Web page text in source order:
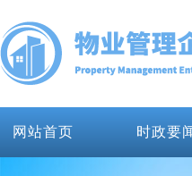
网站首页 时政要